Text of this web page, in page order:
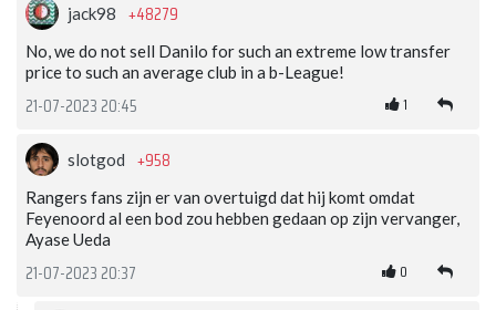
jack98 +48279
No, we do not sell Danilo for such an extreme low transfer
price to such an average club in a b-League!
21-07-2023 20:45 1
slotgod +958
Rangers fans zijn er van overtuigd dat hij komt omdat
Feyenoord al een bod zou hebben gedaan op zijn vervanger,
Ayase Ueda
21-07-2023 20:37 0